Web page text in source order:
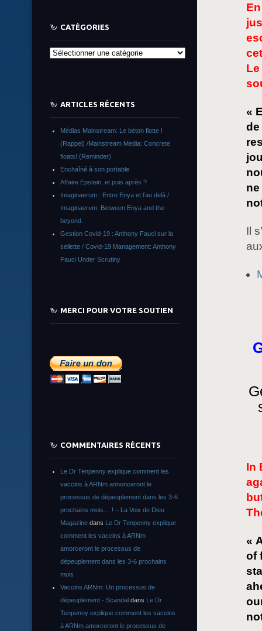
«
de
️Il
In
«
of
CATÉGORIES
Catégories
ARTICLES RÉCENTS
Médias Mainstream: Le béton flotte !
(Rappel) /Mainstream Media: Concrete
floats! (Reminder)
Enchaîné à son portable
Affaire Epstein, et puis après ?
Imaginaerum : Entre Enya et l’au delà /
Imaginaerum: Between Enya and the
beyond.
Gestion Covid-19 : Anthony Fauci sur la
sellette / Covid-19 Management: Anthony
Fauci Under Scrutiny
MERCI POUR VOTRE SOUTIEN
COMMENTAIRES RÉCENTS
Le Dr Tenpenny explique comment les
vaccins à ARNm annonceront le
processus de dépeuplement dans les 3-6
prochains mois… ! – La Voix de Dieu
Magazine dans Le Dr Tenpenny explique
comment les vaccins à ARNm
amorceront le processus de
dépeuplement dans les 3-6 prochains
mois
Vaccins ARNm: Un processus de
dépeuplement - Scandal dans Le Dr
Tenpenny explique comment les vaccins
à ARNm amorceront le processus de